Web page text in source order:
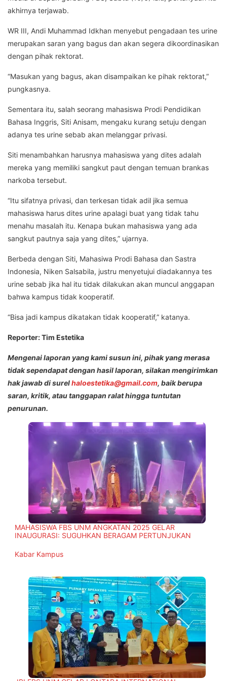
akhirnya terjawab.
WR III, Andi Muhammad Idkhan menyebut pengadaan tes urine
merupakan saran yang bagus dan akan segera dikoordinasikan
dengan pihak rektorat.
“Masukan yang bagus, akan disampaikan ke pihak rektorat,”
pungkasnya.
Sementara itu, salah seorang mahasiswa Prodi Pendidikan
Bahasa Inggris, Siti Anisam, mengaku kurang setuju dengan
adanya tes urine sebab akan melanggar privasi.
Siti menambahkan harusnya mahasiswa yang dites adalah
mereka yang memiliki sangkut paut dengan temuan brankas
narkoba tersebut.
“Itu sifatnya privasi, dan terkesan tidak adil jika semua
mahasiswa harus dites urine apalagi buat yang tidak tahu
menahu masalah itu. Kenapa bukan mahasiswa yang ada
sangkut pautnya saja yang dites,” ujarnya.
Berbeda dengan Siti, Mahasiwa Prodi Bahasa dan Sastra
Indonesia, Niken Salsabila, justru menyetujui diadakannya tes
urine sebab jika hal itu tidak dilakukan akan muncul anggapan
bahwa kampus tidak kooperatif.
“Bisa jadi kampus dikatakan tidak kooperatif,” katanya.
Reporter: Tim Estetika
Mengenai laporan yang kami susun ini, pihak yang merasa
tidak sependapat dengan hasil laporan, silakan mengirimkan
hak jawab di surelhaloestetika@gmail.com, baik berupa
saran, kritik, atau tanggapan ralat hingga tuntutan
penurunan.
MAHASISWA FBS UNM ANGKATAN 2025 GELAR
INAUGURASI: SUGUHKAN BERAGAM PERTUNJUKAN
In relation to
Kabar Kampus